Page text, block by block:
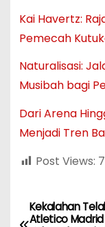
Kai Havertz:
Pemecah
Naturalisasi:
Musibah bagi
Dari Arena
Menjadi Tren
Post Views:
NKekalahan
Atletico